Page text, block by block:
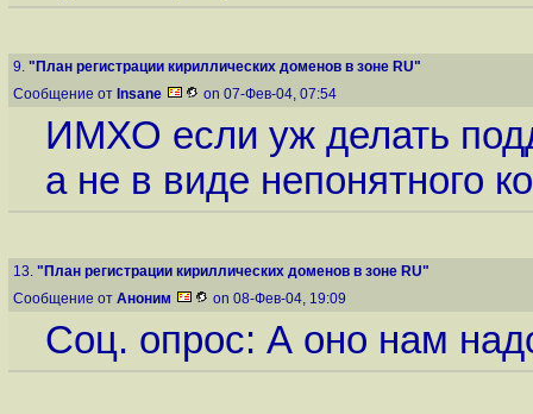
9. "План регистрации кириллических доменов в зоне RU"
Сообщение от Insane on 07-Фев-04, 07:54
ИМХО если уж делать
а не в виде непонятного
13. "План регистрации кириллических доменов в зоне RU"
Сообщение от Аноним on 08-Фев-04, 19:09
Соц. опрос: А оно нам